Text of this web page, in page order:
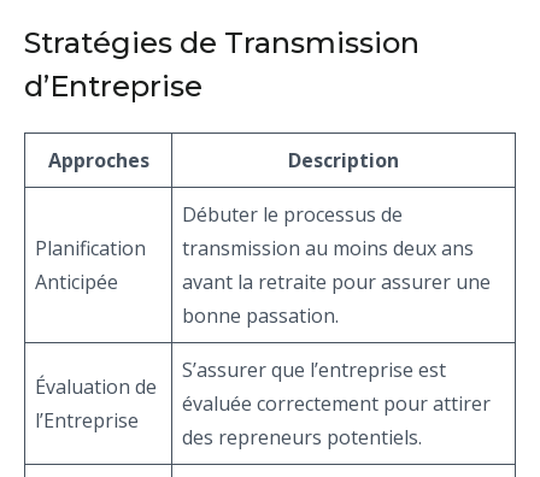
Stratégies de Transmission
d’Entreprise
Approches Description
Planification
Anticipée
Débuter le processus de
transmission au moins deux ans
avant la retraite pour assurer une
bonne passation.
Évaluation de
l’Entreprise
S’assurer que l’entreprise est
évaluée correctement pour attirer
des repreneurs potentiels.